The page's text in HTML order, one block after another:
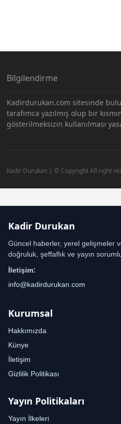
Bilgilendirme
Kadirdurukan.com sitesinde
tarafımca yazılmış olup bir
gösterilmeksizin kullanılması
Kadir Durukan | © Copyright All right
Kadir Durukan
Güncel haberler, yerel gelişmeler
doğruluk, şeffaflık ve yayın
İletişim:
info@kadirdurukan.com
Kurumsal
Hakkımızda
Künye
İletişim
Gizlilik Politikası
Yayın Politikaları
Yayın İlkeleri